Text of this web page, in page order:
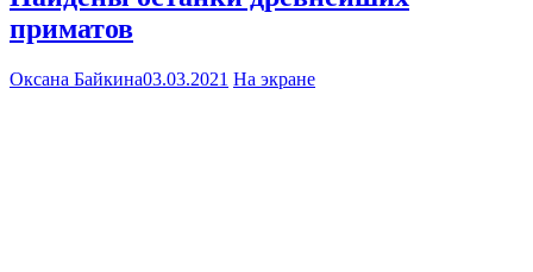
приматов
Оксана Байкина03.03.2021 На экране